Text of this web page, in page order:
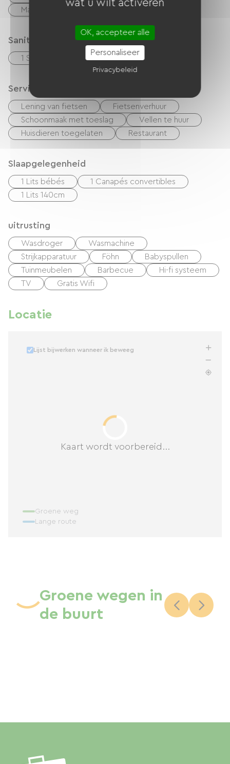
Magnetron
Sanitair
1 Salle d'eau (douche)
Services
Lening van fietsen
Fietsenverhuur
Schoonmaak met toeslag
Vellen te huur
Huisdieren toegelaten
Restaurant
Slaapgelegenheid
1 Lits bébés
1 Canapés convertibles
1 Lits 140cm
uitrusting
Wasdroger
Wasmachine
Strijkapparatuur
Föhn
Babyspullen
Tuinmeubelen
Barbecue
Hi-fi systeem
TV
Gratis Wifi
Locatie
Kaart wordt voorbereid...
Lijst bijwerken wanneer ik beweeg
Groene weg
Lange route
Groene wegen in
de buurt
wat u wilt activeren
OK, accepteer alle
Personaliseer
Privacybeleid